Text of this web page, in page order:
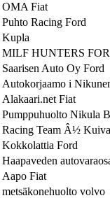
OMA Fiat
Puhto Racing Ford
Kupla
MILF HUNTERS
Saarisen Auto Oy Ford
Autokorjaamo i
Alakaari.net Fiat
Pumppuhuolto Nikula
Racing Team Â½
Kokkolattia Ford
Haapaveden
Aapo Fiat
metsäkonehuolto volvo